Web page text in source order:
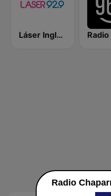
Láser Inglés 92.9